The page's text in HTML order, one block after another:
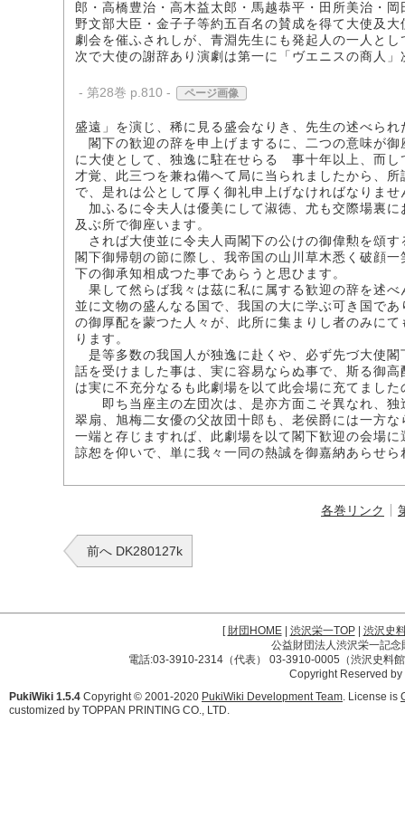
郎・高橋豊治・高木益太郎・馬越恭平・田所美治・
野文部大臣・金子子等約五百名の賛成を得て大使及
劇会を催ふされしが、青淵先生にも発起人の一人と
次で大使の謝辞あり演劇は第一に「ヴエニスの商人
- 第28巻 p.810 - ページ画像
盛遠」を演じ、稀に見る盛会なりき、先生の述べら
閣下の歓迎の辞を申上げまするに、二つの意味が
に大使として、独逸に駐在せらるゝ事十年以上、而
才覚、此三つを兼ね備へて局に当られましたから、
で、是れは公として厚く御礼申上げなければなりませ
加ふるに令夫人は優美にして淑徳、尤も交際場裏
及ぶ所で御座います。
されば大使並に令夫人両閣下の公けの御偉勲を頌
閣下御帰朝の節に際し、我帝国の山川草木悉く破顔
下の御承知相成つた事であらうと思ひます。
果して然らば我々は茲に私に属する歓迎の辞を述
並に文物の盛んなる国で、我国の大に学ぶ可き国で
の御厚配を蒙つた人々が、此所に集まりし者のみに
ります。
是等多数の我国人が独逸に赴くや、必ず先づ大使
話を受けました事は、実に容易ならぬ事で、斯る御
は実に不充分なるも此劇場を以て此会場に充てまし
即ち当座主の左団次は、是亦方面こそ異なれ、独
翠扇、旭梅二女優の父故団十郎も、老侯爵には一方
一端と存じますれば、此劇場を以て閣下歓迎の会場
諒恕を仰いで、単に我々一同の熱誠を御嘉納あらせ
各巻リンク
前へ DK280127k
[財団HOME| 渋沢栄一TOP| 渋沢史
公益財団法人渋沢栄一記
電話:03-3910-2314（代表） 03-3910-0005（渋沢史料
Copyright Reserved
PukiWiki 1.5.4 Copyright © 2001-2020 PukiWiki Development Team. License is
customized by TOPPAN PRINTING CO., LTD.